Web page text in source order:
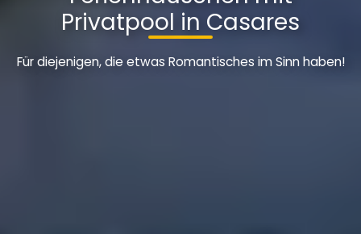
Privatpool in Casares
Für diejenigen, die etwas Romantisches im Sinn haben!